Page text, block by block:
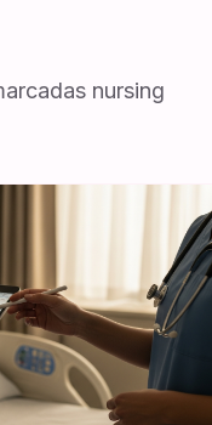
nursing